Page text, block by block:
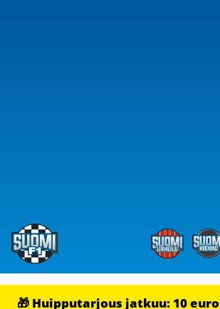
🎁 Huipputarjous jatkuu: 10